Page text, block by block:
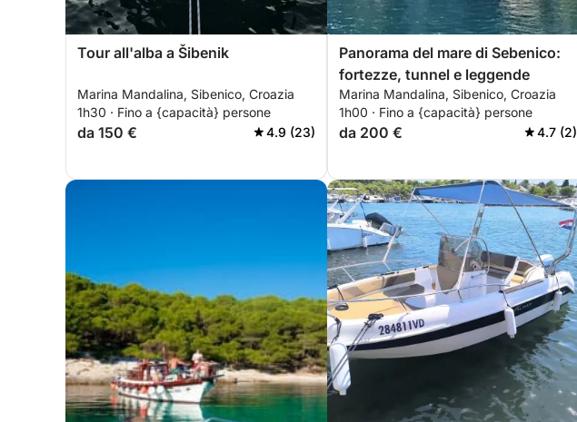
Tour all'alba a Šibenik
Marina Mandalina, Sibenico, Croazia
1h30 · Fino a {capacità} persone
da 150 € 4.9 (23)
Panorama del mare di Sebenico:
fortezze, tunnel e leggende
Marina Mandalina, Sibenico, Croazia
1h00 · Fino a {capacità} persone
da 200 € 4.7 (2)